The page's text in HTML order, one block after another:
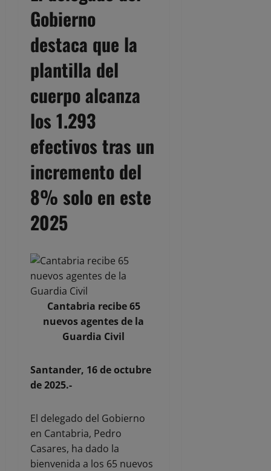
Gobierno
destaca que la
plantilla del
cuerpo alcanza
los 1.293
efectivos tras un
incremento del
8% solo en este
2025
Cantabria recibe 65
nuevos agentes de la
Guardia Civil
Santander, 16 de octubre
de 2025.-
El delegado del Gobierno
en Cantabria, Pedro
Casares, ha dado la
bienvenida a los 65 nuevos